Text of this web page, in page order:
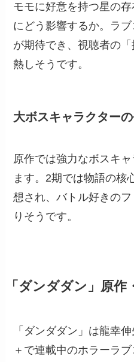
モモに好意を持つ星の
にどう影響するか。ラ
が期待でき、視聴者の
熱しそうです。
大ボスキャラクター
原作では強力なボスキ
ます。2期では物語の核
想され、バトル好きの
りそうです。
「ダンダダン」原
「ダンダダン」は龍幸
＋で連載中のホラーラ